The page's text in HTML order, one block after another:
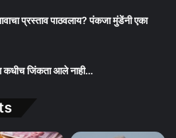
प्रस्ताव पाठवलाय? पंकजा मुंडेंनी एका
कधीच जिंकता आले नाही…